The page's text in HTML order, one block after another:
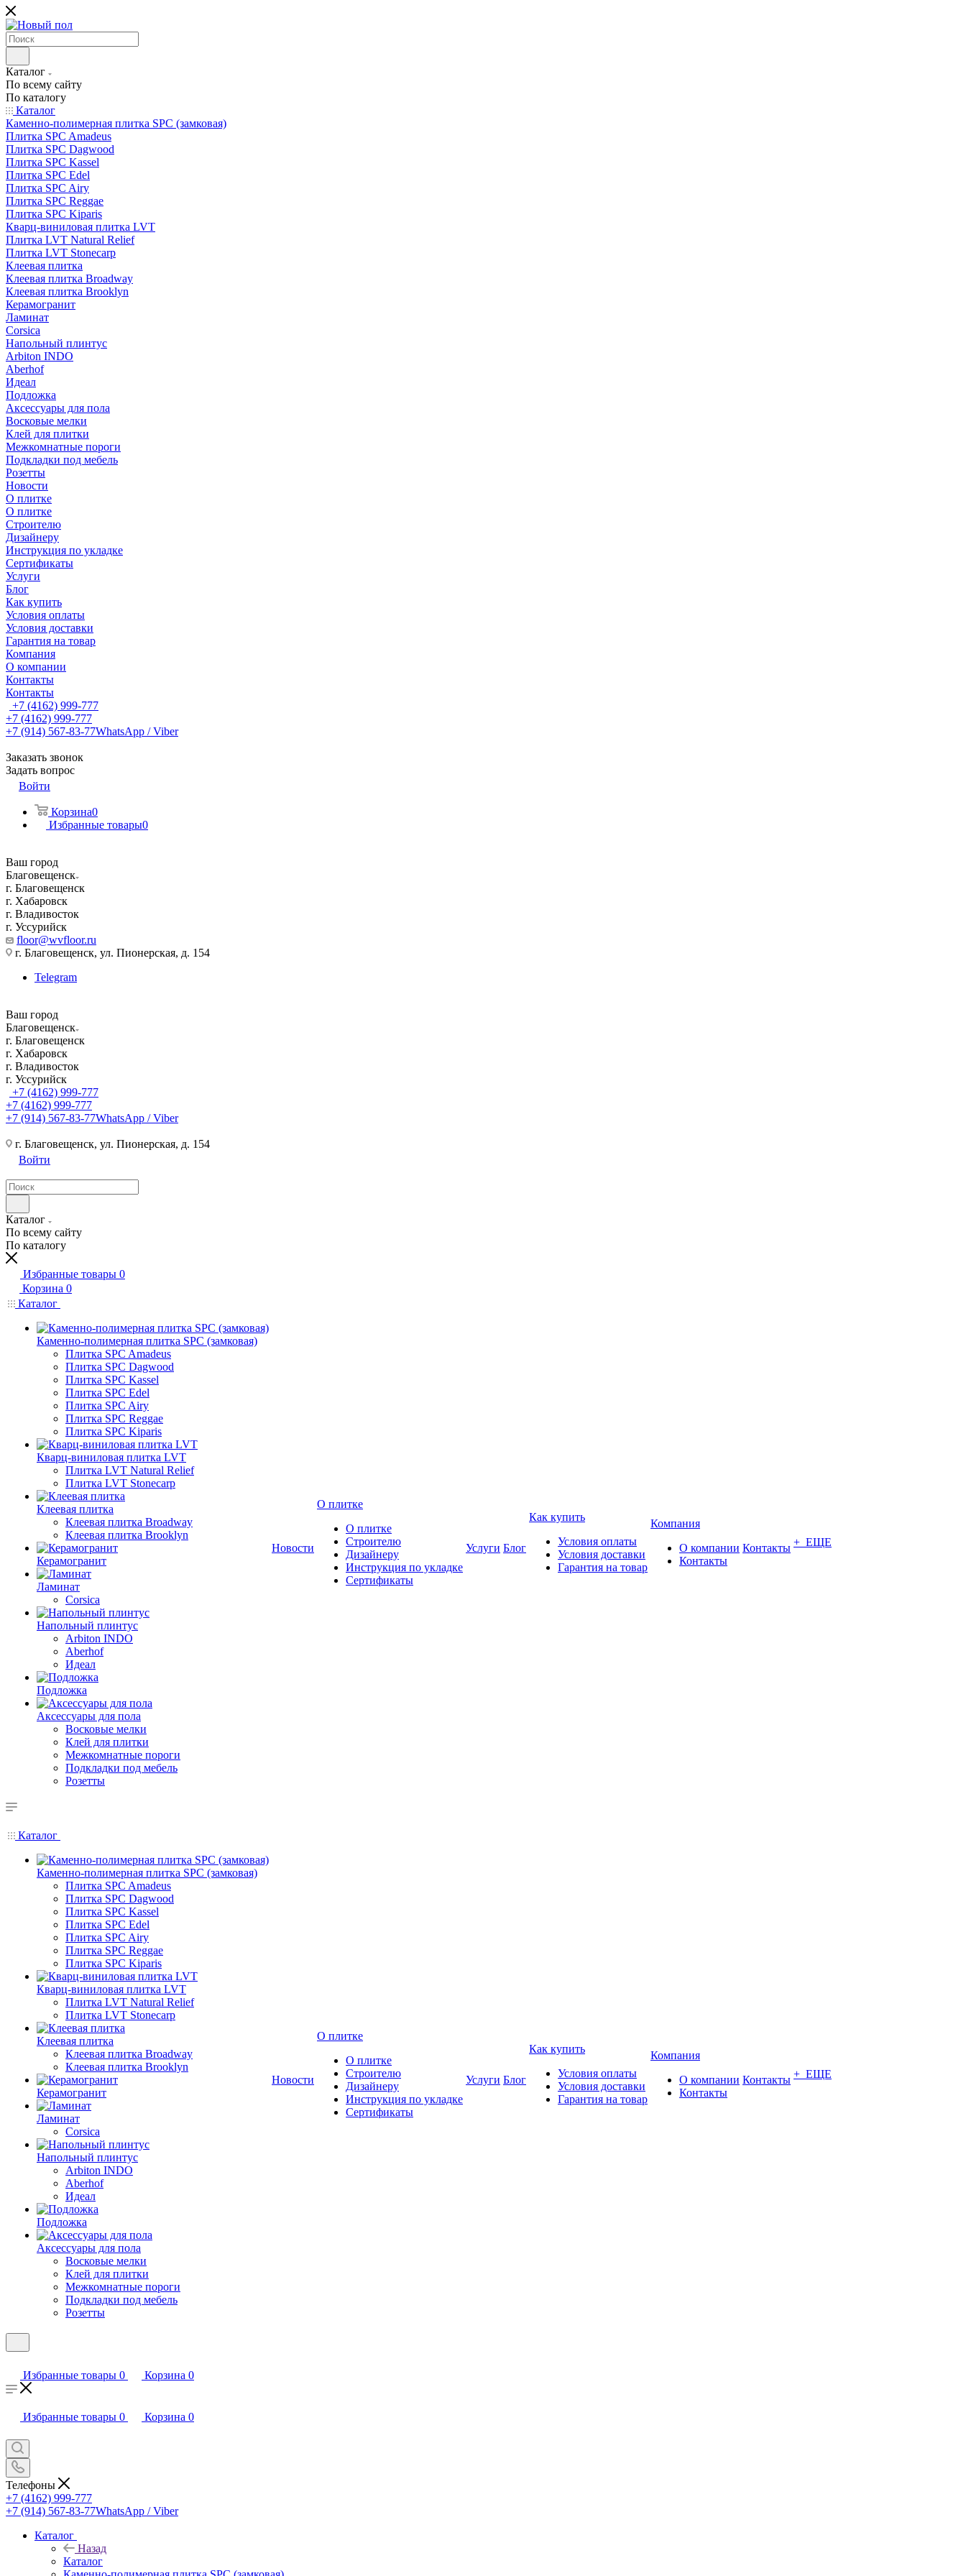
Каталог
По всему сайту
По каталогу
Каталог
Каменно-полимерная плитка SPC (замковая)
Плитка SPC Amadeus
Плитка SPC Dagwood
Плитка SPC Kassel
Плитка SPC Edel
Плитка SPC Airy
Плитка SPC Reggae
Плитка SPC Kiparis
Кварц-виниловая плитка LVT
Плитка LVT Natural Relief
Плитка LVT Stonecarp
Клеевая плитка
Клеевая плитка Broadway
Клеевая плитка Brooklyn
Керамогранит
Ламинат
Corsica
Напольный плинтус
Arbiton INDO
Aberhof
Идеал
Подложка
Аксессуары для пола
Восковые мелки
Клей для плитки
Межкомнатные пороги
Подкладки под мебель
Розетты
Новости
О плитке
О плитке
Строителю
Дизайнеру
Инструкция по укладке
Сертификаты
Услуги
Блог
Как купить
Условия оплаты
Условия доставки
Гарантия на товар
Компания
О компании
Контакты
Контакты
+7 (4162) 999-777
+7 (4162) 999-777
+7 (914) 567-83-77WhatsApp / Viber
Заказать звонок
Задать вопрос
Войти
Корзина0
Избранные товары0
Ваш город
Благовещенск
г. Благовещенск
г. Хабаровск
г. Владивосток
г. Уссурийск
floor@wvfloor.ru
г. Благовещенск, ул. Пионерская, д. 154
Telegram
Ваш город
Благовещенск
г. Благовещенск
г. Хабаровск
г. Владивосток
г. Уссурийск
+7 (4162) 999-777
+7 (4162) 999-777
+7 (914) 567-83-77WhatsApp / Viber
г. Благовещенск, ул. Пионерская, д. 154
Войти
Каталог
По всему сайту
По каталогу
Избранные товары 0
Корзина 0
Каталог
Каменно-полимерная плитка SPC (замковая)
Плитка SPC Amadeus
Плитка SPC Dagwood
Плитка SPC Kassel
Плитка SPC Edel
Плитка SPC Airy
Плитка SPC Reggae
Плитка SPC Kiparis
Кварц-виниловая плитка LVT
Плитка LVT Natural Relief
Плитка LVT Stonecarp
Клеевая плитка
Клеевая плитка Broadway
Клеевая плитка Brooklyn
Керамогранит
Ламинат
Corsica
Напольный плинтус
Arbiton INDO
Aberhof
Идеал
Подложка
Аксессуары для пола
Восковые мелки
Клей для плитки
Межкомнатные пороги
Подкладки под мебель
Розетты
Новости
О плитке
О плитке
Строителю
Дизайнеру
Инструкция по укладке
Сертификаты
Услуги Блог
Как купить
Условия оплаты
Условия доставки
Гарантия на товар
Компания
О компании
Контакты
Контакты + ЕЩЕ
Каталог
Каменно-полимерная плитка SPC (замковая)
Плитка SPC Amadeus
Плитка SPC Dagwood
Плитка SPC Kassel
Плитка SPC Edel
Плитка SPC Airy
Плитка SPC Reggae
Плитка SPC Kiparis
Кварц-виниловая плитка LVT
Плитка LVT Natural Relief
Плитка LVT Stonecarp
Клеевая плитка
Клеевая плитка Broadway
Клеевая плитка Brooklyn
Керамогранит
Ламинат
Corsica
Напольный плинтус
Arbiton INDO
Aberhof
Идеал
Подложка
Аксессуары для пола
Восковые мелки
Клей для плитки
Межкомнатные пороги
Подкладки под мебель
Розетты
Новости
О плитке
О плитке
Строителю
Дизайнеру
Инструкция по укладке
Сертификаты
Услуги Блог
Как купить
Условия оплаты
Условия доставки
Гарантия на товар
Компания
О компании
Контакты
Контакты + ЕЩЕ
Избранные товары 0 Корзина 0
Избранные товары 0 Корзина 0
Телефоны
+7 (4162) 999-777
+7 (914) 567-83-77WhatsApp / Viber
Каталог
Назад
Каталог